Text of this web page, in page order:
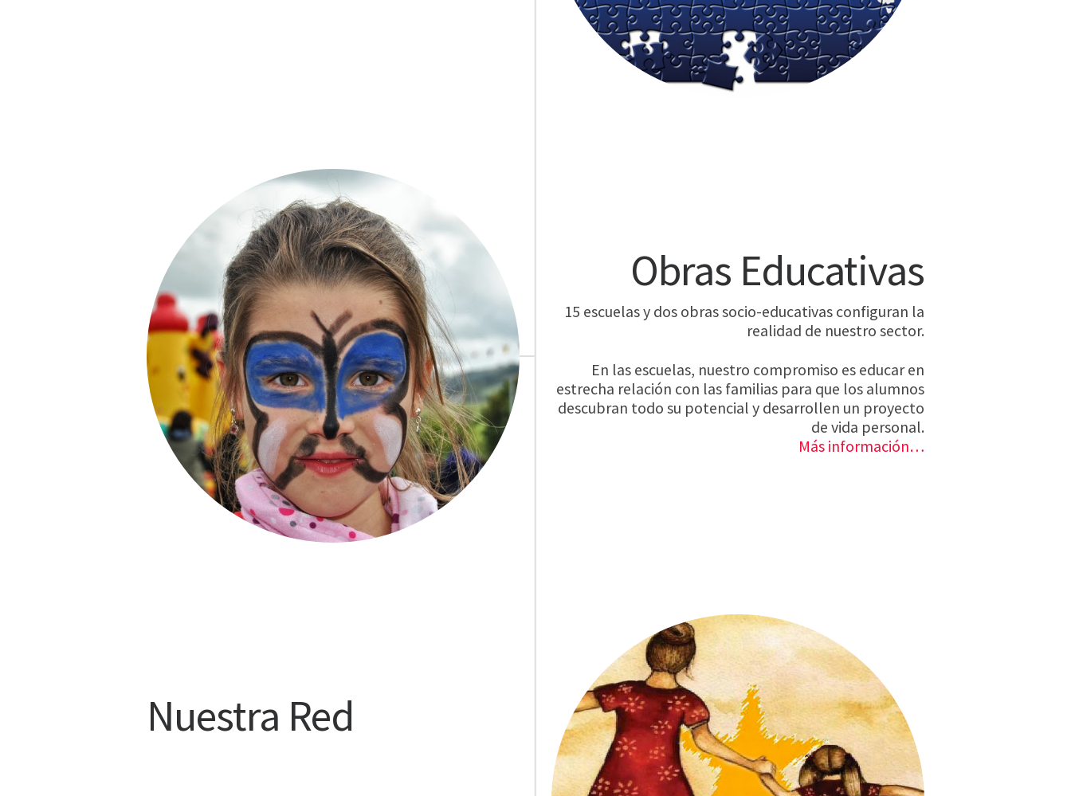
Obras Educativas
15 escuelas y dos obras socio-educativas configuran la
realidad de nuestro sector.
En las escuelas, nuestro compromiso es educar en
estrecha relación con las familias para que los alumnos
descubran todo su potencial y desarrollen un proyecto
de vida personal.
Más información…
Nuestra Red